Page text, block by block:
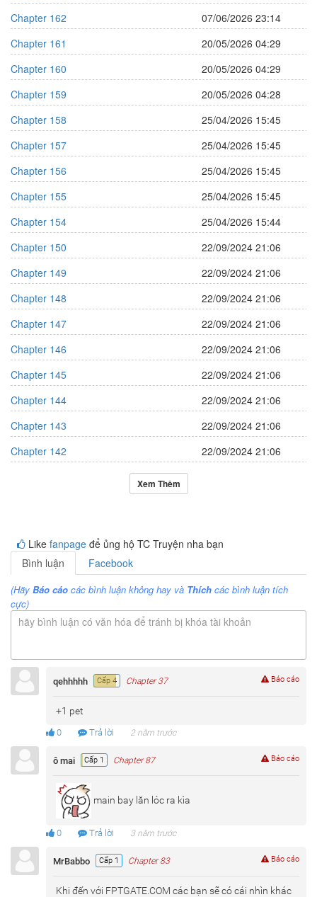
Chapter 162
07/06/2026 23:14
Chapter 161
20/05/2026 04:29
Chapter 160
20/05/2026 04:29
Chapter 159
20/05/2026 04:28
Chapter 158
25/04/2026 15:45
Chapter 157
25/04/2026 15:45
Chapter 156
25/04/2026 15:45
Chapter 155
25/04/2026 15:45
Chapter 154
25/04/2026 15:44
Chapter 150
22/09/2024 21:06
Chapter 149
22/09/2024 21:06
Chapter 148
22/09/2024 21:06
Chapter 147
22/09/2024 21:06
Chapter 146
22/09/2024 21:06
Chapter 145
22/09/2024 21:06
Chapter 144
22/09/2024 21:06
Chapter 143
22/09/2024 21:06
Chapter 142
22/09/2024 21:06
Xem Thêm
Like fanpage để ủng hộ TC Truyện nha bạn
Bình luận
Facebook
(Hãy Báo cáo các bình luận không hay và Thích các bình luận tích
cực)
hãy bình luận có văn hóa để tránh bị khóa tài khoản
qehhhhh Cấp 4 Chapter 37
+1 pet
0 Trả lời 2 năm trước
Báo cáo
ô mai Cấp 1 Chapter 87
main bay lăn lóc ra kìa
0 Trả lời 3 năm trước
Báo cáo
MrBabbo Cấp 1 Chapter 83
Khi đến với FPTGATE.COM các bạn sẽ có cái nhìn khác
Báo cáo